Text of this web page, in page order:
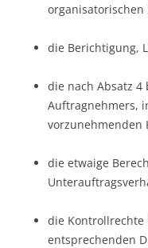
organisatorischen
die Berichtigung,
die nach Absatz 4
Auftragnehmers,
vorzunehmenden
die etwaige
die Kontrollrechte
entsprechenden